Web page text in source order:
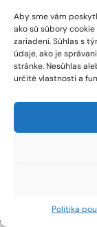
Aby sme vám
ako sú súbory
zariadení. Súhlas s
údaje, ako je
stránke. Nesúhlas
určité vlastnosti a
Politika
Mapa
Lignotesting, a. s. ©